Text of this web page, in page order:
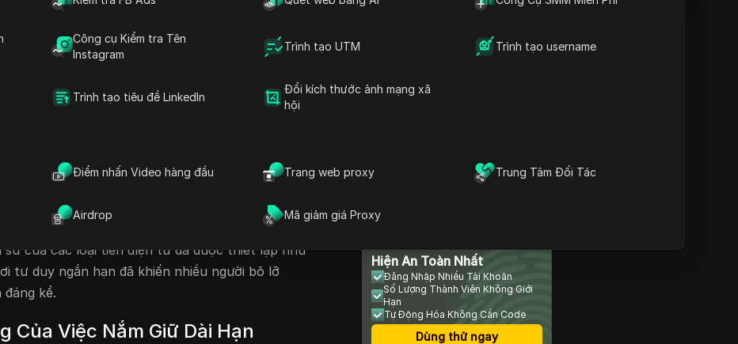
Công cụ Kiểm tra Tên
Instagram
Trình tạo UTM Trình tạo username
Trình tạo tiêu đề LinkedIn
Đổi kích thước ảnh mạng xã
hội
Điểm nhấn Video hàng đầu Trang web proxy Trung Tâm Đối Tác
Airdrop Mã giảm giá Proxy
Đầu Tư Tổ Chức
XRP Hiện Tại
như một cơ hội đầu tư quan trọng, đặc biệt khi
mức $2. Nhiều nhà đầu tư tin rằng việc không
có thể dẫn đến sự hối hận khi nó có khả năng đạt
như $5 hoặc thậm chí $7. Cảm xúc này bắt
của các loại tiền điện tử đã được thiết lập như
tư duy ngắn hạn đã khiến nhiều người bỏ lỡ
kể.
Của Việc Nắm Giữ Dài Hạn
Hiện Tại
Tầm Quan Trọng Của Việc
Cân Nhắc Về Vốn Hóa Thị
Câu Hỏi Thường Gặp
Hiện An Toàn Nhất
Đăng Nhập Nhiều Tài Khoản
Số Lượng Thành Viên Không Giới
Hạn
Tự Động Hóa Không Cần Code
Dùng thử ngay